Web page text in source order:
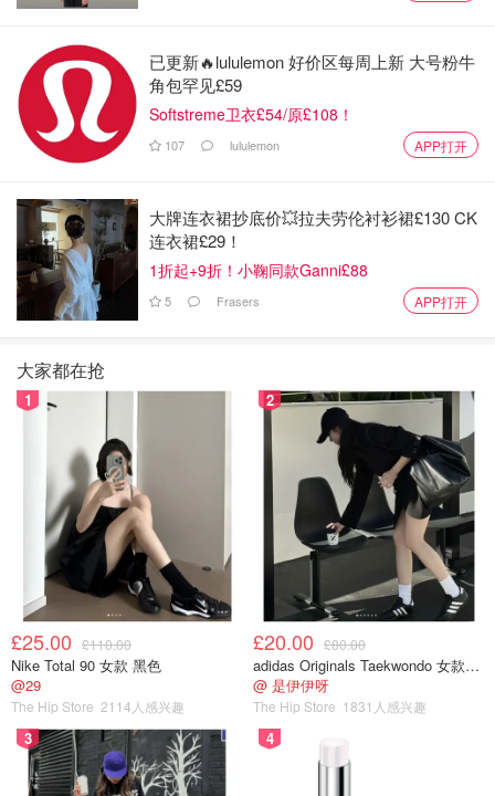
已更新🔥lululemon 好价区每周上新 大号粉牛
角包罕见£59
Softstreme卫衣£54/原£108！
107 lululemon APP打开
大牌连衣裙抄底价💥拉夫劳伦衬衫裙£130 CK
连衣裙£29！
1折起+9折！小鞠同款Ganni£88
5 Frasers APP打开
大家都在抢
1
£25.00 £110.00
Nike Total 90 女款 黑色
@29
The Hip Store 2114人感兴趣
2
£20.00 £80.00
adidas Originals Taekwondo 女款黑色运动鞋
@ 是伊伊呀
The Hip Store 1831人感兴趣
3 4